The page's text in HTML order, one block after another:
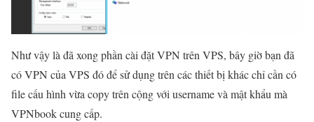
Như vậy là đã xong phần cài đặt VPN trên VPS, bây giờ bạn đã
có VPN của VPS đó để sử dụng trên các thiết bị khác chỉ cần có
file cấu hình vừa copy trên cộng với username và mật khẩu mà
VPNbook cung cấp.